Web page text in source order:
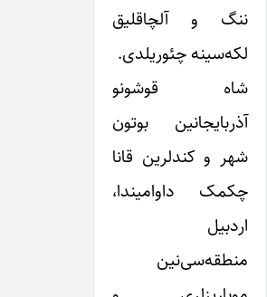
ننگ و آلچاقلیق
لکه‌سینه چئوریلدی.
شاه قوشونو
آذربایجانین بوتون
شهر و کندلرین قانا
چکمک داوامیندا،
اردبیل
منطقه‌سی‌نین